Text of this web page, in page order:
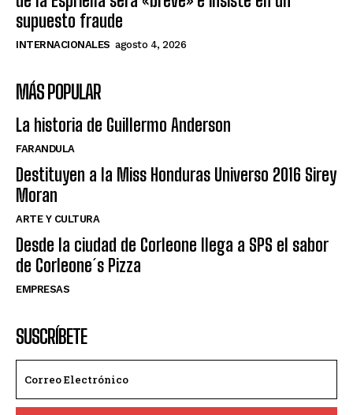
supuesto fraude
INTERNACIONALES agosto 4, 2026
MÁS POPULAR
La historia de Guillermo Anderson
FARANDULA
Destituyen a la Miss Honduras Universo 2016 Sirey
Moran
ARTE Y CULTURA
Desde la ciudad de Corleone llega a SPS el sabor
de Corleone´s Pizza
EMPRESAS
SUSCRÍBETE